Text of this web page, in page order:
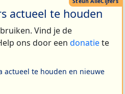
actueel te houden
Vind je de
ons door een donatiete
actueel te houden en nieuwe